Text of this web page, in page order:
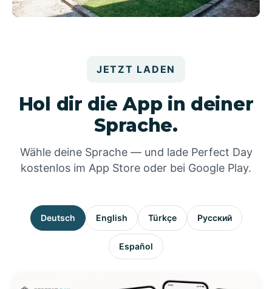
JETZT LADEN
Hol dir die App in deiner
Sprache.
Wähle deine Sprache — und lade Perfect Day
kostenlos im App Store oder bei Google Play.
Deutsch English Türkçe Русский
Español